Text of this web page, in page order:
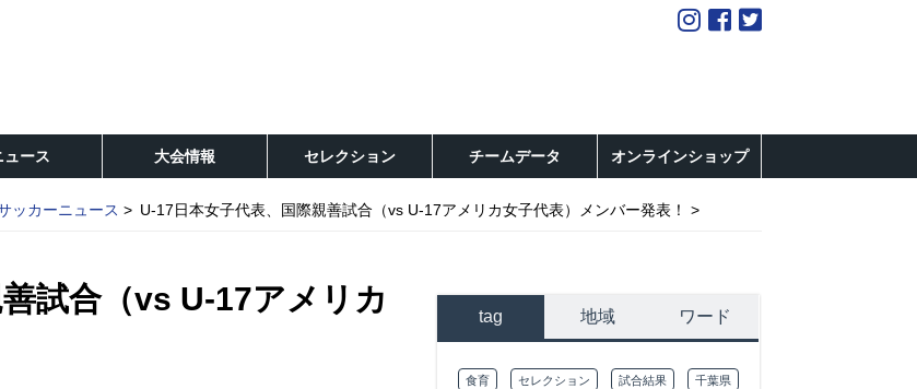
ュース 大会情報 セレクション チームデータ オンラインショップ
ッカーニュース U-17日本女子代表、国際親善試合（vs U-17アメリカ女子代表）メンバー発表！
試合（vs U-17アメリカ
tag 地域 ワード
食育 セレクション 試合結果 千葉県